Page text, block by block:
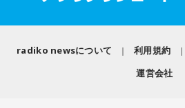
【6位】牡羊座（おひつじ座）
今日は、集中力が最高潮に高まる日
めることができるので、朝活をして
とで楽しみにしていました。
まず最初に3話、1週間後に2話、さ
radiko newsについて 利用規約
運営会社